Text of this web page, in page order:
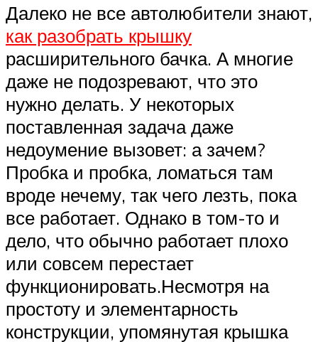
Далеко не все автолюбители знают,
как разобрать крышку
расширительного бачка. А многие
даже не подозревают, что это
нужно делать. У некоторых
поставленная задача даже
недоумение вызовет: а зачем?
Пробка и пробка, ломаться там
вроде нечему, так чего лезть, пока
все работает. Однако в том-то и
дело, что обычно работает плохо
или совсем перестает
функционировать.Несмотря на
простоту и элементарность
конструкции, упомянутая крышка